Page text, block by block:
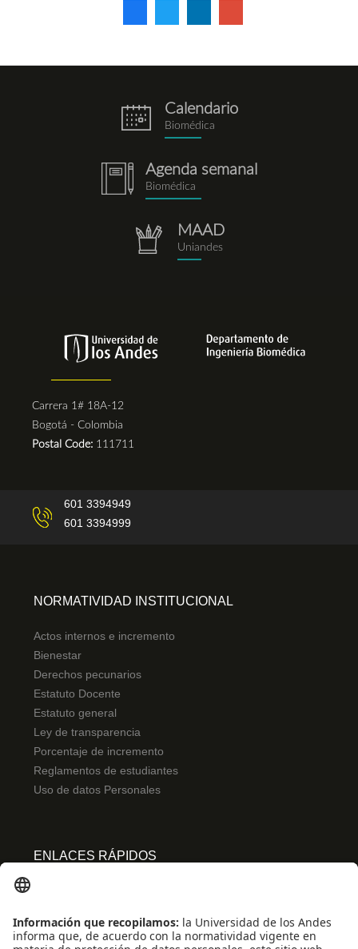
eventos.png
Calendario
Biomédica
notebook.png
Agenda semanal
Biomédica
repositorio.png
MAAD
Uniandes
Carrera 1# 18A-12
Bogotá - Colombia
Postal Code: 111711
601 3394949
601 3394999
NORMATIVIDAD INSTITUCIONAL
Actos internos e incremento
Bienestar
Derechos pecunarios
Estatuto Docente
Estatuto general
Ley de transparencia
Porcentaje de incremento
Reglamentos de estudiantes
Uso de datos Personales
ENLACES RÁPIDOS
Convivencia y transparencia